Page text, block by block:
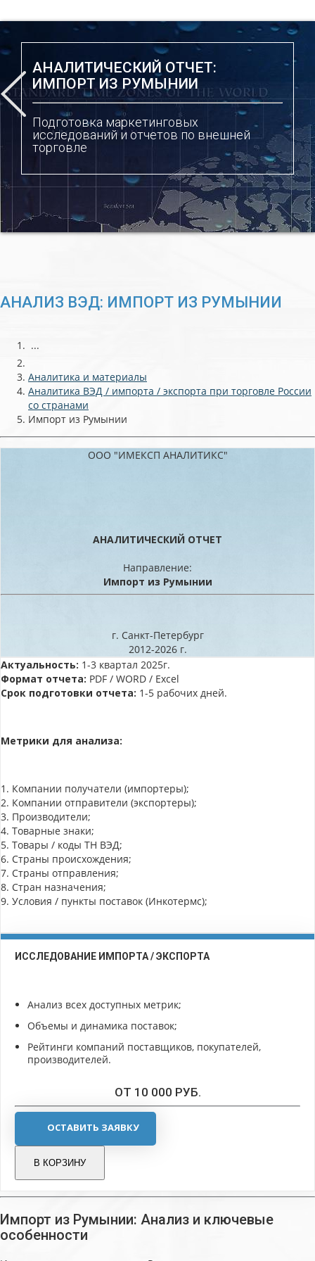
АНАЛИТИЧЕСКИЙ ОТЧЕТ:
ИМПОРТ ИЗ РУМЫНИИ
Подготовка маркетинговых
исследований и отчетов по внешней
торговле
АНАЛИЗ ВЭД: ИМПОРТ ИЗ РУМЫНИИ
...
Аналитика и материалы
Аналитика ВЭД / импорта / экспорта при торговле России
со странами
Импорт из Румынии
ООО "ИМЕКСП АНАЛИТИКС"
АНАЛИТИЧЕСКИЙ ОТЧЕТ
Направление:
Импорт из Румынии
г. Санкт-Петербург
2012-2026 г.
Актуальность: 1-3 квартал 2025г.
Формат отчета: PDF / WORD / Excel
Срок подготовки отчета: 1-5 рабочих дней.
Метрики для анализа:
1. Компании получатели (импортеры);
2. Компании отправители (экспортеры);
3. Производители;
4. Товарные знаки;
5. Товары / коды ТН ВЭД;
6. Страны происхождения;
7. Страны отправления;
8. Стран назначения;
9. Условия / пункты поставок (Инкотермс);
ИССЛЕДОВАНИЕ ИМПОРТА / ЭКСПОРТА
Анализ всех доступных метрик;
Объемы и динамика поставок;
Рейтинги компаний поставщиков, покупателей,
производителей.
ОТ 10 000 РУБ.
ОСТАВИТЬ ЗАЯВКУ
В КОРЗИНУ
Импорт из Румынии: Анализ и ключевые
особенности